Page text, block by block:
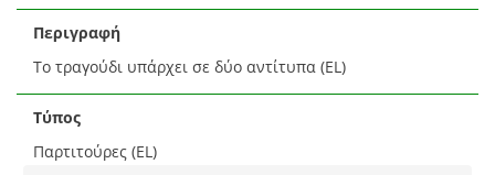
Περιγραφή
Το τραγούδι υπάρχει σε δύο αντίτυπα (EL)
Τύπος
Παρτιτούρες (EL)